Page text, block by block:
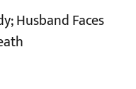
Husband Faces